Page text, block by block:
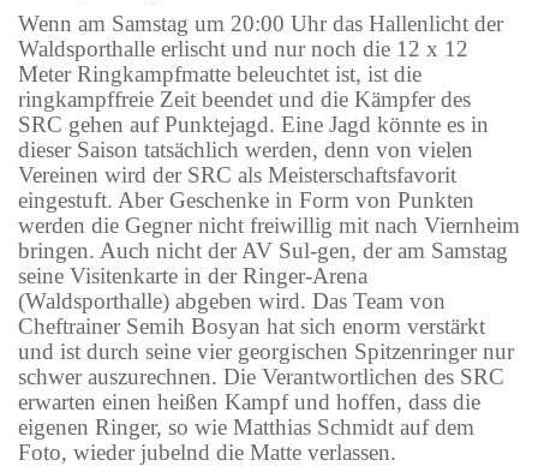
Wenn am Samstag um 20:00 Uhr das Hallenlicht der
Waldsporthalle erlischt und nur noch die 12 x 12
Meter Ringkampfmatte beleuchtet ist, ist die
ringkampffreie Zeit beendet und die Kämpfer des
SRC gehen auf Punktejagd. Eine Jagd könnte es in
dieser Saison tatsächlich werden, denn von vielen
Vereinen wird der SRC als Meisterschaftsfavorit
eingestuft. Aber Geschenke in Form von Punkten
werden die Gegner nicht freiwillig mit nach Viernheim
bringen. Auch nicht der AV Sul-gen, der am Samstag
seine Visitenkarte in der Ringer-Arena
(Waldsporthalle) abgeben wird. Das Team von
Cheftrainer Semih Bosyan hat sich enorm verstärkt
und ist durch seine vier georgischen Spitzenringer nur
schwer auszurechnen. Die Verantwortlichen des SRC
erwarten einen heißen Kampf und hoffen, dass die
eigenen Ringer, so wie Matthias Schmidt auf dem
Foto, wieder jubelnd die Matte verlassen.